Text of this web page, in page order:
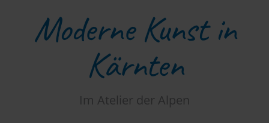
Moderne Kunst in
Kärnten
Im Atelier der Alpen